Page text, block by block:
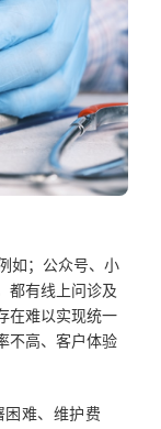
如； 公众号、小
都有线上问诊及
在难以实现统一
不高、客户体验
困难、维护费